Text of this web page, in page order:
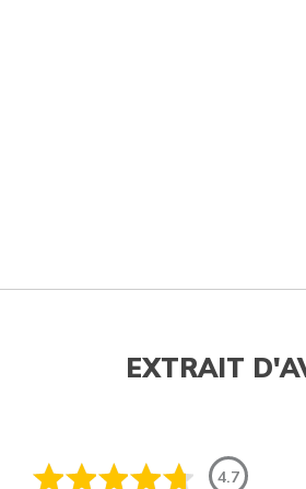
EXTRAIT
4.7